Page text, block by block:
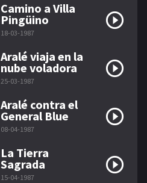
Camino a Villa
Pingüino
18-03-1987
Aralé viaja en la
nube voladora
25-03-1987
Aralé contra el
General Blue
08-04-1987
La Tierra
Sagrada
15-04-1987